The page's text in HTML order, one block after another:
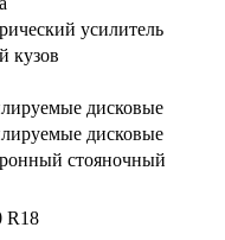
усилитель
кузов
дисковые
дисковые
стояночный
R18